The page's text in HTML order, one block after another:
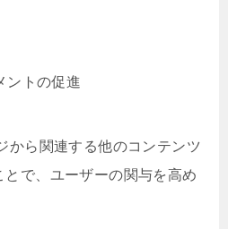
ントの促進
から関連する他のコンテンツ
で、ユーザーの関与を高め